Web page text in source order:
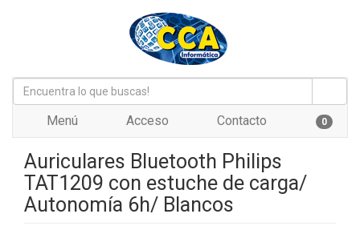
Menú Acceso Contacto 0
Auriculares Bluetooth Philips
TAT1209 con estuche de carga/
Autonomía 6h/ Blancos